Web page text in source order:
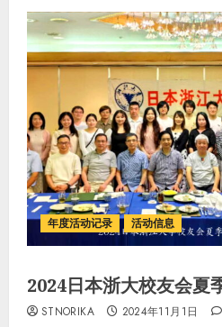
年度活动记录 活动信息
2024日本浙大校友会夏
STNORIKA 2024年11月1日